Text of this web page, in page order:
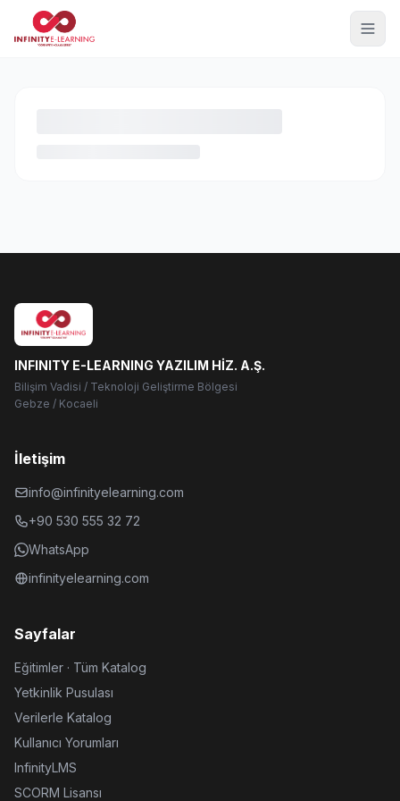
INFINITY E-LEARNING YAZILIM HİZ. A.Ş.
Bilişim Vadisi / Teknoloji Geliştirme Bölgesi
Gebze / Kocaeli
İletişim
info@infinityelearning.com
+90 530 555 32 72
WhatsApp
infinityelearning.com
Sayfalar
Eğitimler · Tüm Katalog
Yetkinlik Pusulası
Verilerle Katalog
Kullanıcı Yorumları
InfinityLMS
SCORM Lisansı